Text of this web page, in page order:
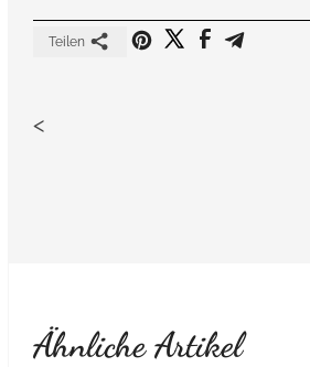
Teilen
<
Ähnliche Artikel